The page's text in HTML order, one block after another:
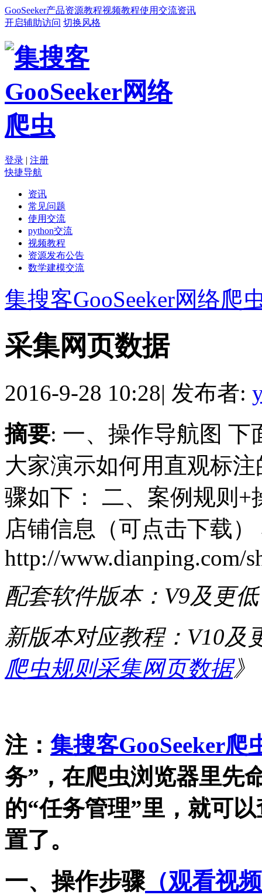
GooSeeker产品资源教程视频教程使用交流资讯
开启辅助访问 切换风格
登录 | 注册
快捷导航
资讯
常见问题
使用交流
python交流
视频教程
资源发布公告
数学建模交流
集搜客GooSeeker网络爬
采集网页数据
2016-9-28 10:28| 发布者:
摘要: 一、操作导航图 下
大家演示如何用直观标
骤如下： 二、案例规则
店铺信息（可点击下载
http://www.dianping.com/
配套软件版本：V9及更
新版本对应教程：V10及
爬虫规则采集网页数据》
注： 集搜客GooSeeker爬
务”，在爬虫浏览器里先
的“任务管理”里，就可
置了。
一、操作步骤 （观看视